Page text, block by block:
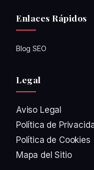
Enlaces Rápidos
Blog SEO
Legal
Aviso Legal
Política de
Política de Cookies
Mapa del Sitio